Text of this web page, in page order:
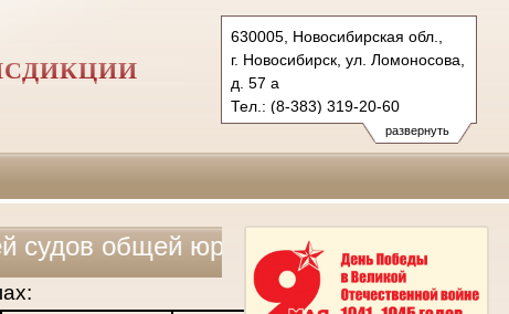
развернуть
630005, Новосибирская обл.,
г. Новосибирск, ул. Ломоносова,
д. 57 а
Тел.: (8-383) 319-20-60
5ap@sudrf.ru
юрисдикции, военных и арбитражных